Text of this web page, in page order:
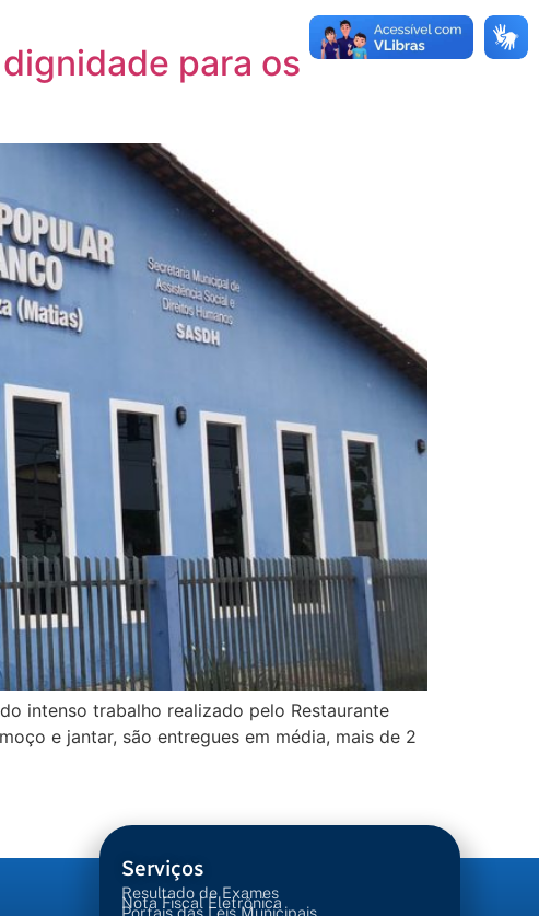
para os
intenso trabalho realizado pelo Restaurante
e jantar, são entregues em média, mais de 2
Serviços
Resultado de Exames
Nota Fiscal Eletrônica
Portais das Leis Municipais